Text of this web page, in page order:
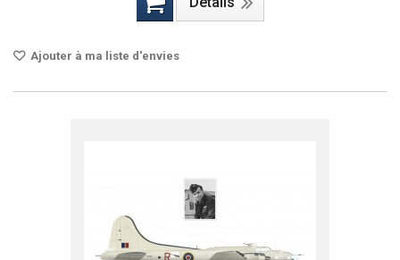
Ajouter à ma liste d'envies